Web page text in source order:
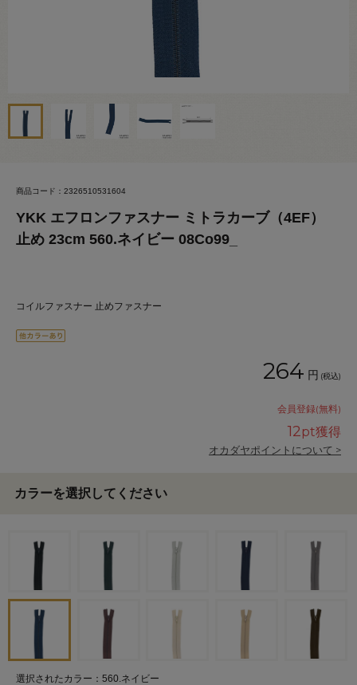
商品コード：2326510531604
YKK エフロンファスナー ミトラカーブ（4EF）
止め 23cm 560.ネイビー 08Co99_
コイルファスナー 止めファスナー
264 円 (税込)
会員登録(無料)
12pt獲得
オカダヤポイントについて >
カラーを選択してください
選択されたカラー：560.ネイビー